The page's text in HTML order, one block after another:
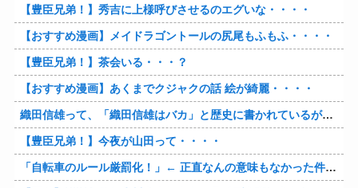
【豊臣兄弟！】秀吉に上様呼びさせるのエグいな・・・・
【おすすめ漫画】メイドラゴントールの尻尾もふもふ・・・・
【豊臣兄弟！】茶会いる・・・？
【おすすめ漫画】あくまでクジャクの話 絵が綺麗・・・・
織田信雄って、「織田信雄はバカ」と歴史に書かれているが今まで家が残っているんでバカではないよな？
【豊臣兄弟！】今夜が山田って・・・・
「自転車のルール厳罰化！」← 正直なんの意味もなかった件www